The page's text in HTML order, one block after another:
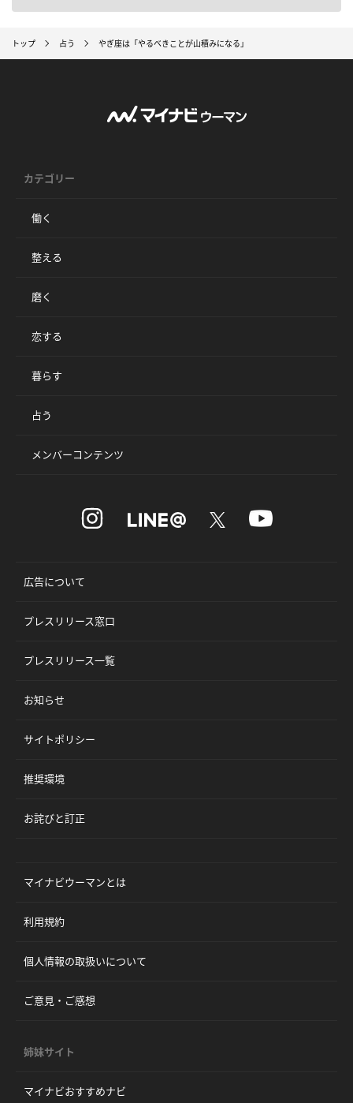
トップ 占う やぎ座は「やるべきことが山積みになる」
カテゴリー
働く
整える
磨く
恋する
暮らす
占う
メンバーコンテンツ
広告について
プレスリリース窓口
プレスリリース一覧
お知らせ
サイトポリシー
推奨環境
お詫びと訂正
マイナビウーマンとは
利用規約
個人情報の取扱いについて
ご意見・ご感想
姉妹サイト
マイナビおすすめナビ